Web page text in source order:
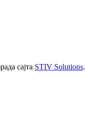
сајта STIV Solutions.